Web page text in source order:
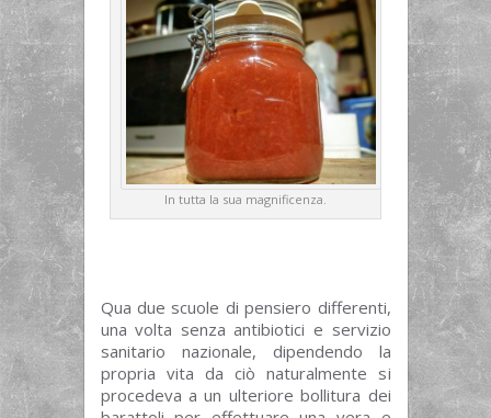
In tutta la sua magnificenza.
Qua due scuole di pensiero differenti,
una volta senza antibiotici e servizio
sanitario nazionale, dipendendo la
propria vita da ciò naturalmente si
procedeva a un ulteriore bollitura dei